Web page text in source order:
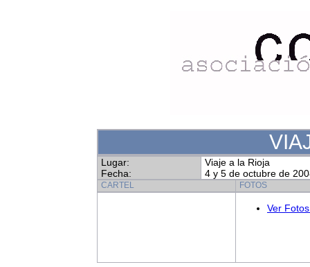
Lugar:
Fecha:
Viaje a la Rioja
4 y 5 de octubre de
CARTEL FOTOS
Ver